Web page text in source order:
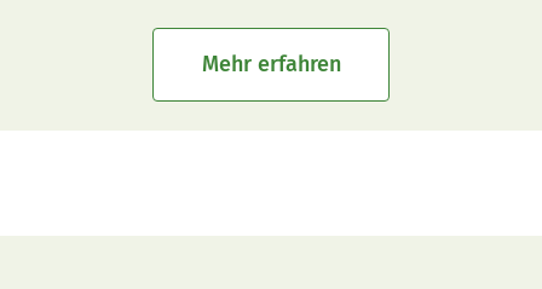
Mehr erfahren